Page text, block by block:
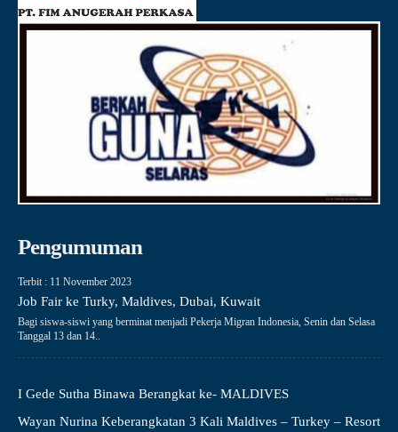
Pengumuman
Terbit : 11 November 2023
Job Fair ke Turky, Maldives, Dubai, Kuwait
Bagi siswa-siswi yang berminat menjadi Pekerja Migran Indonesia, Senin dan Selasa
Tanggal 13 dan 14..
I Gede Sutha Binawa Berangkat ke- MALDIVES
Wayan Nurina Keberangkatan 3 Kali Maldives – Turkey – Resort